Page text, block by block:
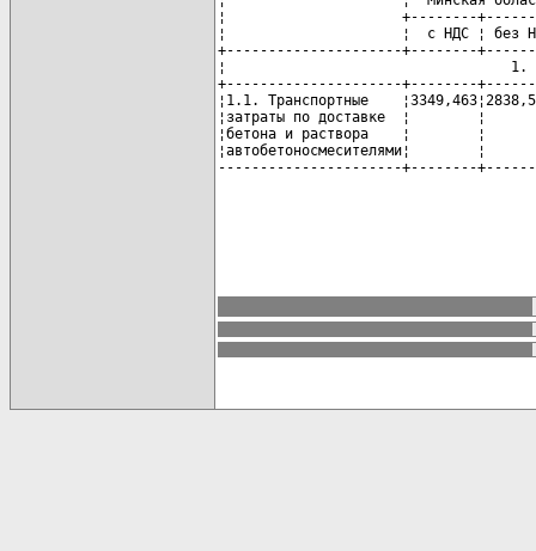
¦                     +--------
¦                     ¦  с НДС ¦ без
+---------------------+--------
¦                                  1.
+---------------------+--------
¦1.1. Транспортные
¦затраты по доставке  ¦
¦бетона и раствора    ¦
¦автобетоносмесителями¦
----------------------+--------